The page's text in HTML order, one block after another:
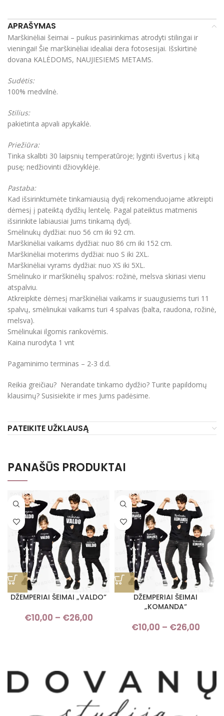
APRAŠYMAS
Marškinėliai šeimai – puikus pasirinkimas atrodyti stilingai ir
vieningai! Šie marškinėliai idealiai dera fotosesijai. Išskirtinė
dovana KALĖDOMS, NAUJIESIEMS METAMS.
Sudėtis:
100% medvilnė.
Stilius:
pakietinta apvali apykaklė.
Priežiūra:
Tinka skalbti 30 laipsnių temperatūroje; lyginti išvertus į kitą
pusę; nedžiovinti džiovyklėje.
Pastaba:
Kad išsirinktumėte tinkamiausią dydį rekomenduojame atkreipti
dėmesį į pateiktą dydžių lentelę. Pagal pateiktus matmenis
išsirinkite labiausiai Jums tinkamą dydį.
Smėlinukų dydžiai: nuo 56 cm iki 92 cm.
Marškinėliai vaikams dydžiai: nuo 86 cm iki 152 cm.
Marškinėliai moterims dydžiai: nuo S iki 2XL.
Marškinėliai vyrams dydžiai: nuo XS iki 5XL.
Smėlinuko ir marškinėlių spalvos: rožinė, melsva skiriasi vienu
atspalviu.
Atkreipkite dėmesį marškinėliai vaikams ir suaugusiems turi 11
spalvų, smėlinukai vaikams turi 4 spalvas (balta, raudona, rožinė,
melsva).
Smėlinukai ilgomis rankovėmis.
Kaina nurodyta 1 vnt
Pagaminimo terminas – 2-3 d.d.
Reikia greičiau? Nerandate tinkamo dydžio? Turite papildomų
klausimų? Susisiekite ir mes Jums padėsime.
PATEIKITE UŽKLAUSĄ
PANAŠŪS PRODUKTAI
DŽEMPERIAI ŠEIMAI „VALDO“
€10,00 – €26,00
€26,00
DŽEMPERIAI ŠEIMAI
„KOMANDA“
€10,00 – €26,00